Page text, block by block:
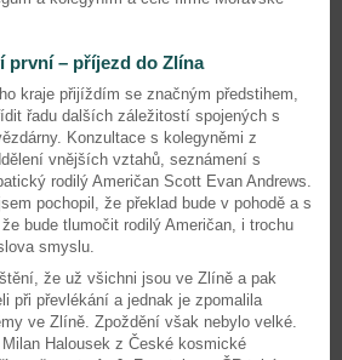
první – příjezd do Zlína
kraje přijíždím se značným předstihem,
řadu dalších záležitostí spojených s
Konzultace s kolegyněmi z
vnějších vztahů, seznámení s
rodilý Američan Scott Evan Andrews.
pochopil, že překlad bude v pohodě a s
bude tlumočit rodilý Američan, i trochu
smyslu.
že už všichni jsou ve Zlíně a pak
při převlékání a jednak je zpomalila
ve Zlíně. Zpoždění však nebylo velké.
Milan Halousek z České kosmické